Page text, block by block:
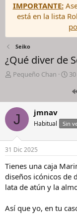
IMPORTANTE:
está en la lista
Seiko
¿Qué diver de
I
c
i
o
r
d
e
h
i
o
Pequeño Chan
F
h
d
e
i
c
o
J jmnav
Habitual Sin
31 Dic 2025
Tienes una caja
diseños icónicos de
lata de atún y la
Así que yo, en tu